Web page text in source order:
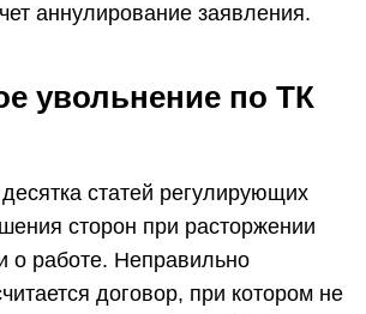
аннулирование заявления.
увольнение по ТК
статей регулирующих
сторон при расторжении
о работе. Неправильно
договор, при котором не